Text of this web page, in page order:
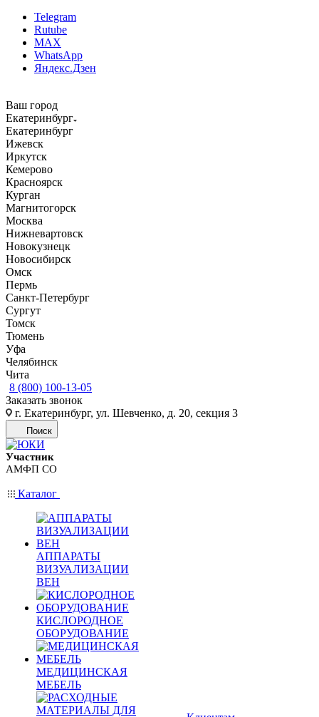
Telegram
Rutube
MAX
WhatsApp
Яндекс.Дзен
Ваш город
Екатеринбург
Екатеринбург
Ижевск
Иркутск
Кемерово
Красноярск
Курган
Магнитогорск
Москва
Нижневартовск
Новокузнецк
Новосибирск
Омск
Пермь
Санкт-Петербург
Сургут
Томск
Тюмень
Уфа
Челябинск
Чита
8 (800) 100-13-05
Заказать звонок
г. Екатеринбург, ул. Шевченко, д. 20, секция 3
Поиск
Участник
АМФП СО
Каталог
АППАРАТЫ
ВИЗУАЛИЗАЦИИ
ВЕН
КИСЛОРОДНОЕ
ОБОРУДОВАНИЕ
МЕДИЦИНСКАЯ
МЕБЕЛЬ